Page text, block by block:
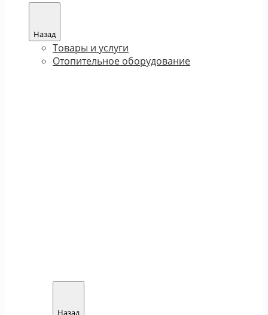
Назад
Товары и услуги
Отопительное оборудование
Назад